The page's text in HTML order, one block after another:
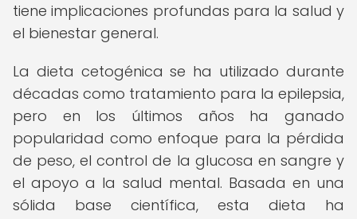
tiene implicaciones profundas para la salud y
el bienestar general.
La dieta cetogénica se ha utilizado durante
décadas como tratamiento para la epilepsia,
pero en los últimos años ha ganado
popularidad como enfoque para la pérdida
de peso, el control de la glucosa en sangre y
el apoyo a la salud mental. Basada en una
sólida base científica, esta dieta ha